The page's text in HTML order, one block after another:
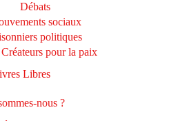
Débats
sociaux
politiques
pour la paix
Libres
nous ?